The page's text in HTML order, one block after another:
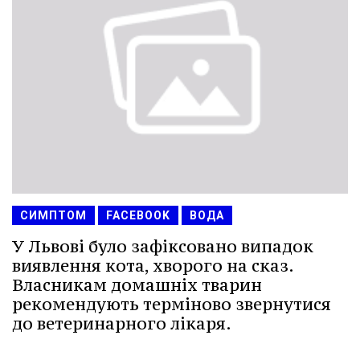
СИМПТОМ FACEBOOK ВОДА
У Львові було зафіксовано випадок
виявлення кота, хворого на сказ.
Власникам домашніх тварин
рекомендують терміново звернутися
до ветеринарного лікаря.